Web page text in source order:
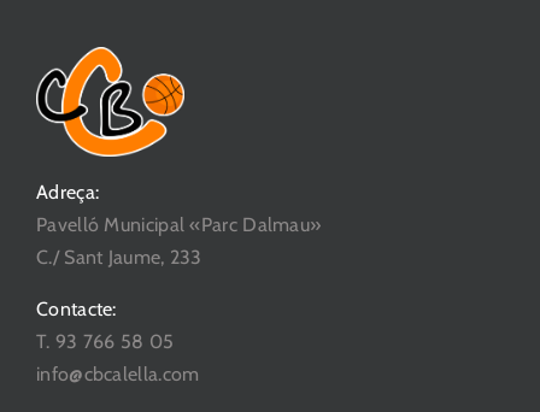
Adreça:
Pavelló Municipal «Parc Dalmau»
C./ Sant Jaume, 233
Contacte:
T. 93 766 58 05
info@cbcalella.com